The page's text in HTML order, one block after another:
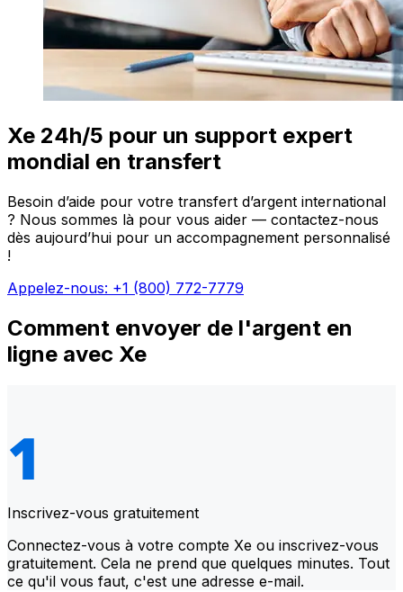
Xe 24h/5 pour un support expert
mondial en transfert
Besoin d’aide pour votre transfert d’argent international
? Nous sommes là pour vous aider — contactez-nous
dès aujourd’hui pour un accompagnement personnalisé
!
Appelez-nous: +1 (800) 772-7779
Comment envoyer de l'argent en
ligne avec Xe
Inscrivez-vous gratuitement
Connectez-vous à votre compte Xe ou inscrivez-vous
gratuitement. Cela ne prend que quelques minutes. Tout
ce qu'il vous faut, c'est une adresse e-mail.